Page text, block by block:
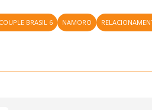
BRASIL 6 NAMORO